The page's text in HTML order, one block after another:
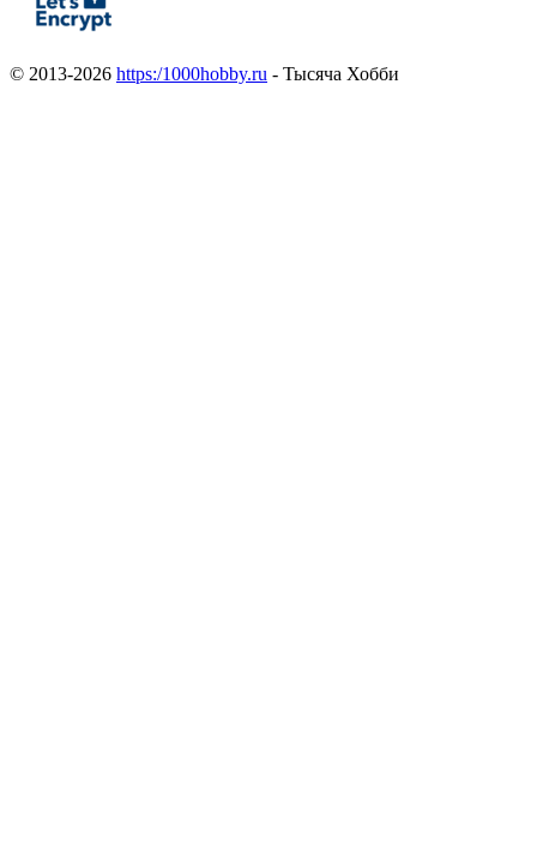
© 2013-2026 https:/1000hobby.ru - Тысяча Хобби